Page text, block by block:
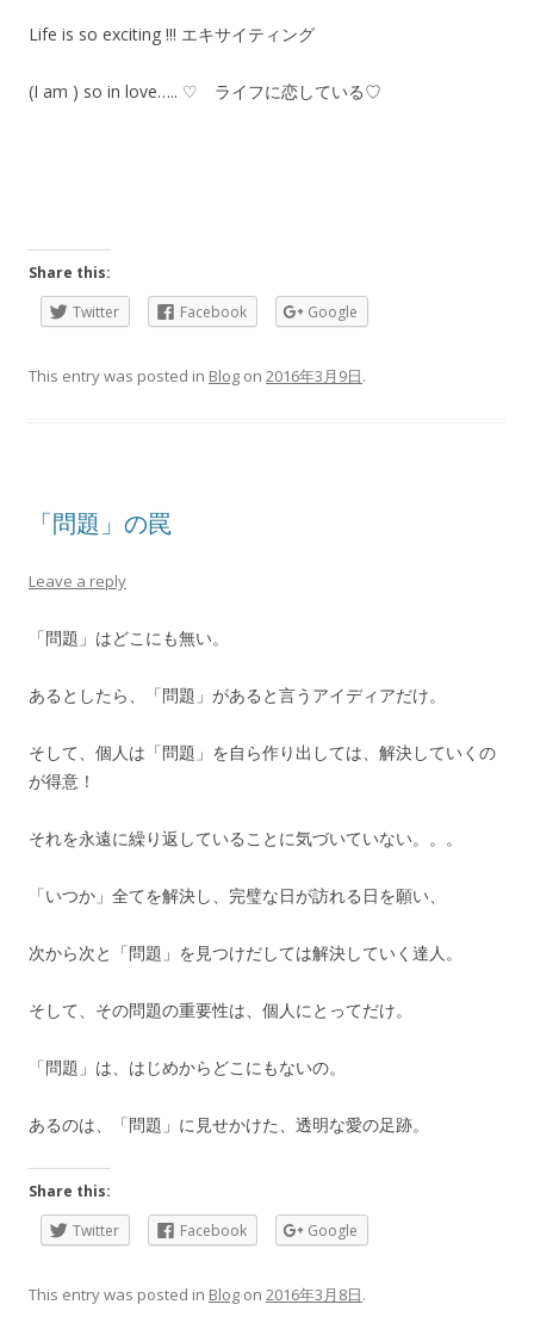
Life is so exciting !!! エキサイティング
(I am ) so in love….. ♡ ライフに恋している♡
Share this:
Twitter
Facebook Google
This entry was posted in Blog on 2016年3月9日.
「問題」の罠
Leave a reply
「問題」はどこにも無い。
あるとしたら、「問題」があると言うアイディアだけ。
そして、個人は「問題」を自ら作り出しては、解決していくの
が得意！
それを永遠に繰り返していることに気づいていない。。。
「いつか」全てを解決し、完璧な日が訪れる日を願い、
次から次と「問題」を見つけだしては解決していく達人。
そして、その問題の重要性は、個人にとってだけ。
「問題」は、はじめからどこにもないの。
あるのは、「問題」に見せかけた、透明な愛の足跡。
Share this:
Twitter
Facebook Google
This entry was posted in Blog on 2016年3月8日.